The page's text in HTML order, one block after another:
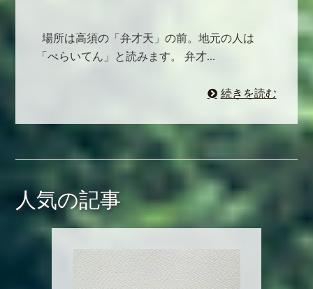
場所は高須の「弁才天」の前。地元の人は
「べらいてん」と読みます。 弁才...
続きを読む
人気の記事